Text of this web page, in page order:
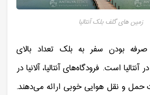
زمین های گلف بلک آنتالیا
بودن سفر به بلک تعداد بالای
است. فرودگاه‌های آنتالیا، آلانیا در
حمل و نقل هوایی خوبی ارائه می‌دهند.